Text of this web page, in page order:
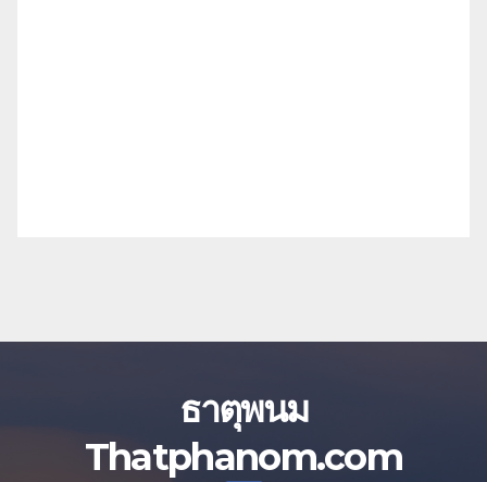
ธาตุพนม
Thatphanom.com